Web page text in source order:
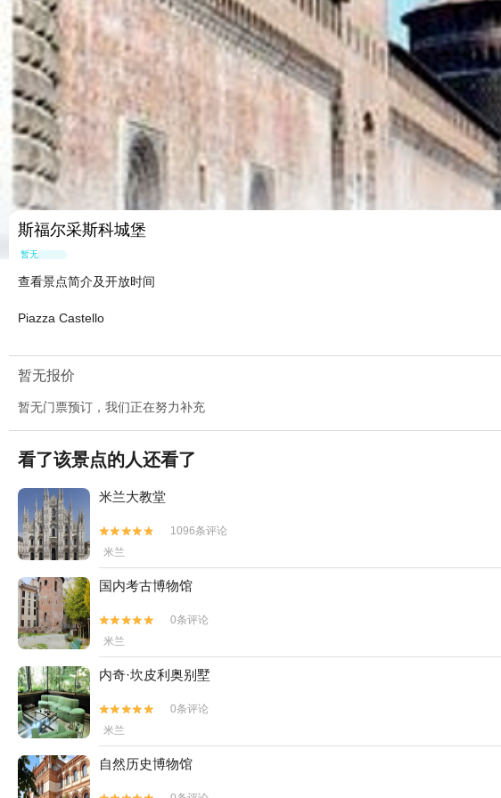
斯福尔采斯科城堡
暂无点评
查看景点简介及开放时间
Piazza Castello
暂无报价
暂无门票预订，我们正在努力补充
看了该景点的人还看了
米兰大教堂


1096条评论
米兰
国内考古博物馆


0条评论
米兰
内奇·坎皮利奥别墅


0条评论
米兰
自然历史博物馆